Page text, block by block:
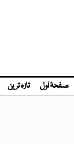
صفحۂ اول تازہ ترین